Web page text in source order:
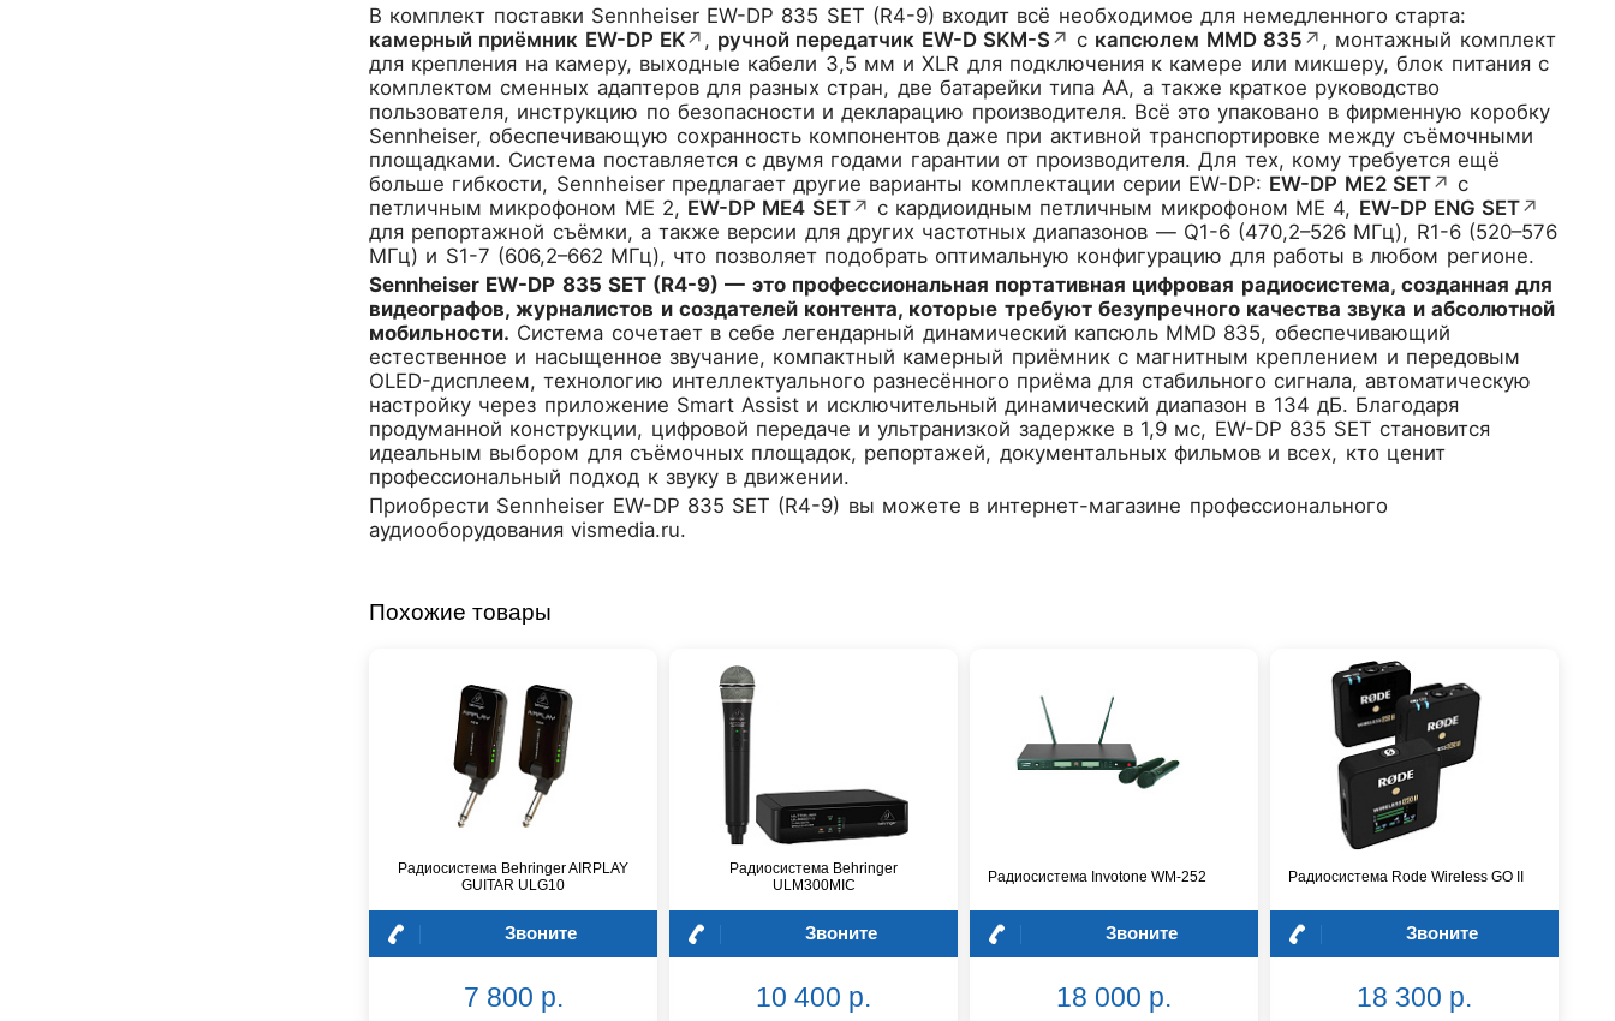
В комплект поставки Sennheiser EW-DP 835 SET (R4-9) входит всё необходимое для немедленного старта:
камерный приёмник EW-DP EK↗ , ручной передатчик EW-D SKM-S ↗ с капсюлем MMD 835 ↗ , монтажный комплект
для крепления на камеру, выходные кабели 3,5 мм и XLR для подключения к камере или микшеру, блок питания с
комплектом сменных адаптеров для разных стран, две батарейки типа AA, а также краткое руководство
пользователя, инструкцию по безопасности и декларацию производителя. Всё это упаковано в фирменную коробку
Sennheiser, обеспечивающую сохранность компонентов даже при активной транспортировке между съёмочными
площадками. Система поставляется с двумя годами гарантии от производителя. Для тех, кому требуется ещё
больше гибкости, Sennheiser предлагает другие варианты комплектации серии EW-DP: EW-DP ME2 SET↗ с
петличным микрофоном ME 2, EW-DP ME4 SET↗ с кардиоидным петличным микрофоном ME 4, EW-DP ENG SET↗
для репортажной съёмки, а также версии для других частотных диапазонов — Q1-6 (470,2–526 МГц), R1-6 (520–576
МГц) и S1-7 (606,2–662 МГц), что позволяет подобрать оптимальную конфигурацию для работы в любом регионе.
Sennheiser EW-DP 835 SET (R4-9) — это профессиональная портативная цифровая радиосистема, созданная для
видеографов, журналистов и создателей контента, которые требуют безупречного качества звука и абсолютной
мобильности. Система сочетает в себе легендарный динамический капсюль MMD 835, обеспечивающий
естественное и насыщенное звучание, компактный камерный приёмник с магнитным креплением и передовым
OLED-дисплеем, технологию интеллектуального разнесённого приёма для стабильного сигнала, автоматическую
настройку через приложение Smart Assist и исключительный динамический диапазон в 134 дБ. Благодаря
продуманной конструкции, цифровой передаче и ультранизкой задержке в 1,9 мс, EW-DP 835 SET становится
идеальным выбором для съёмочных площадок, репортажей, документальных фильмов и всех, кто ценит
профессиональный подход к звуку в движении.
Приобрести Sennheiser EW-DP 835 SET (R4-9) вы можете в интернет-магазине профессионального
аудиооборудования vismedia.ru.
Похожие товары
Радиосистема Behringer AIRPLAY
GUITAR ULG10
Звоните
7 800 р.
Радиосистема Behringer
ULM300MIC
Звоните
10 400 р.
Радиосистема Invotone WM-252
Звоните
18 000 р.
Радиосистема Rode Wireless GO II
Звоните
18 300 р.